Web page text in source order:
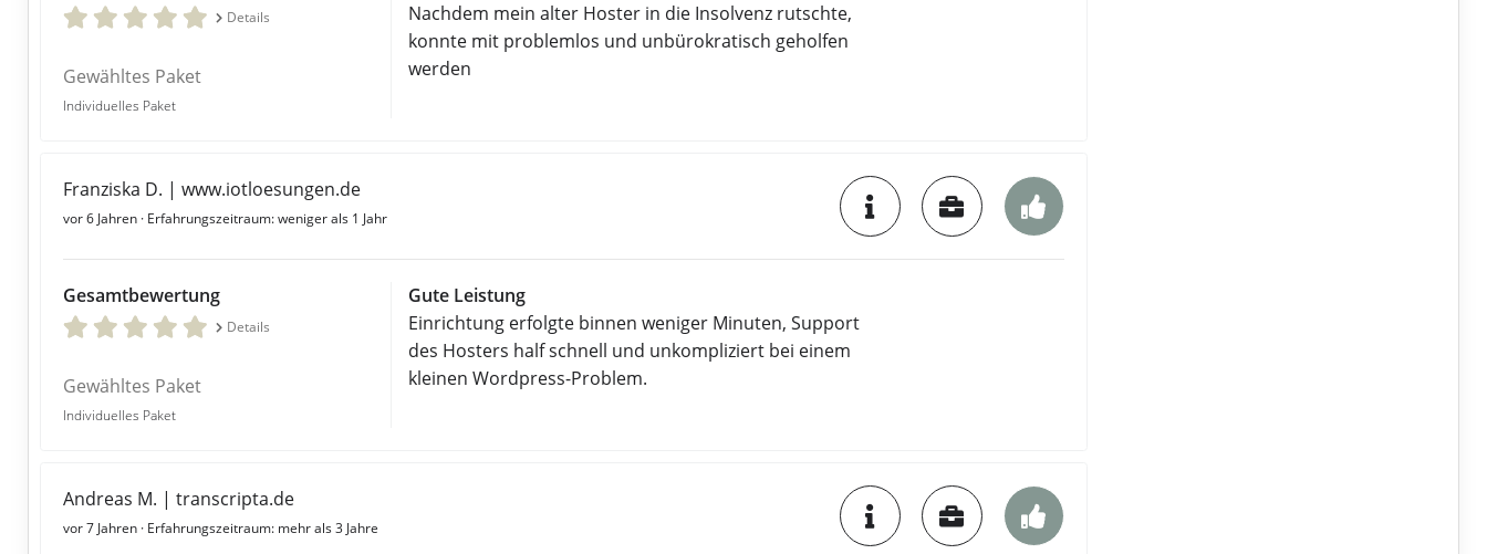
Details
Gewähltes Paket
Individuelles Paket
Nachdem mein alter Hoster in die Insolvenz rutschte,
konnte mit problemlos und unbürokratisch geholfen
werden
Franziska D. | www.iotloesungen.de
vor 6 Jahren · Erfahrungszeitraum: weniger als 1 Jahr
Gesamtbewertung
Details
Gewähltes Paket
Individuelles Paket
Gute Leistung
Einrichtung erfolgte binnen weniger Minuten, Support
des Hosters half schnell und unkompliziert bei einem
kleinen Wordpress-Problem.
Andreas M. | transcripta.de
vor 7 Jahren · Erfahrungszeitraum: mehr als 3 Jahre